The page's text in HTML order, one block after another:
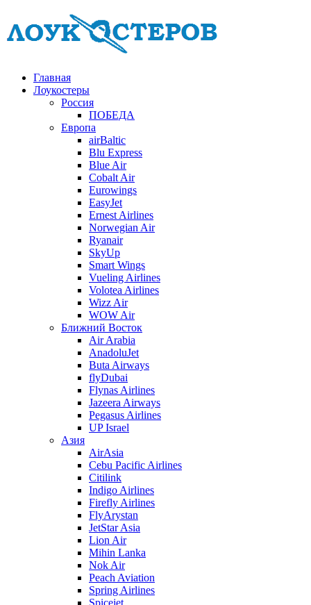
Главная
Лоукостеры
Россия
ПОБЕДА
Европа
airBaltic
Blu Express
Blue Air
Cobalt Air
Eurowings
EasyJet
Ernest Airlines
Norwegian Air
Ryanair
SkyUp
Smart Wings
Vueling Airlines
Volotea Airlines
Wizz Air
WOW Air
Ближний Восток
Air Arabia
AnadoluJet
Buta Airways
flyDubai
Flynas Airlines
Jazeera Airways
Pegasus Airlines
UP Israel
Азия
AirAsia
Cebu Pacific Airlines
Citilink
Indigo Airlines
Firefly Airlines
FlyArystan
JetStar Asia
Lion Air
Mihin Lanka
Nok Air
Peach Aviation
Spring Airlines
Spicejet